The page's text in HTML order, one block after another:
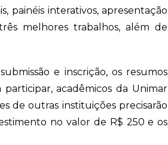
painéis interativos, apresentação
melhores trabalhos, além de
e inscrição, os resumos
acadêmicos da Unimar
de outras instituições precisarão
no valor de R$ 250 e os